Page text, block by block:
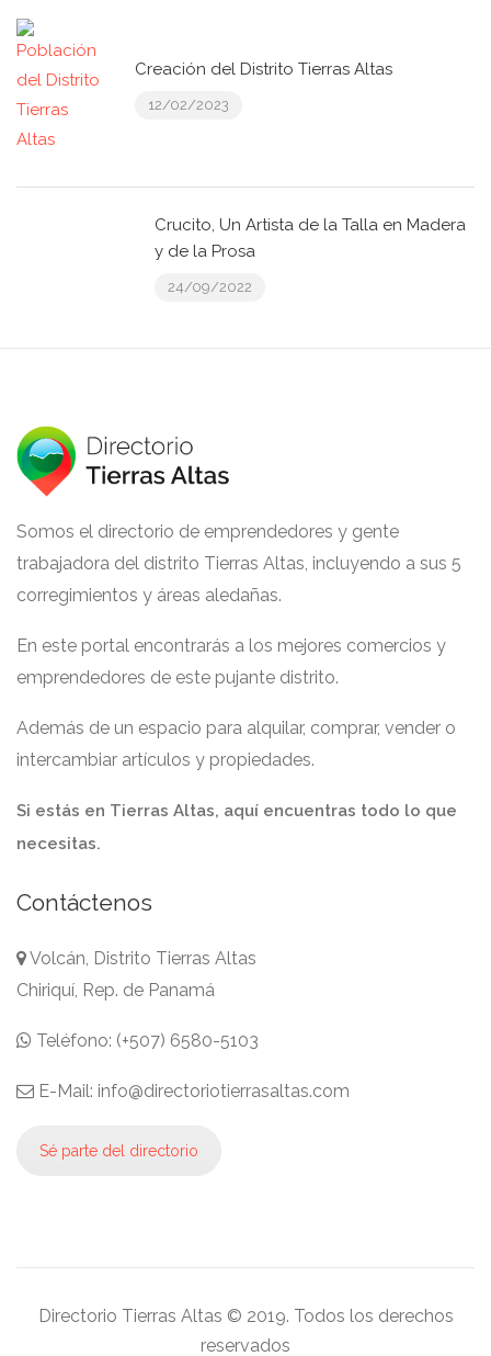
Creación del Distrito Tierras Altas
12/02/2023
Crucito, Un Artista de la Talla en Madera
y de la Prosa
24/09/2022
Somos el directorio de emprendedores y gente
trabajadora del distrito Tierras Altas, incluyendo a sus 5
corregimientos y áreas aledañas.
En este portal encontrarás a los mejores comercios y
emprendedores de este pujante distrito.
Además de un espacio para alquilar, comprar, vender o
intercambiar artículos y propiedades.
Si estás en Tierras Altas, aquí encuentras todo lo que
necesitas.
Contáctenos
Volcán, Distrito Tierras Altas
Chiriquí, Rep. de Panamá
Teléfono: (+507) 6580-5103
E-Mail: info@directoriotierrasaltas.com
Sé parte del directorio
Directorio Tierras Altas © 2019. Todos los derechos
reservados